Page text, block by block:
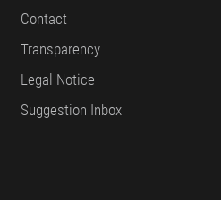
Contact
Transparency
Legal Notice
Suggestion Inbox